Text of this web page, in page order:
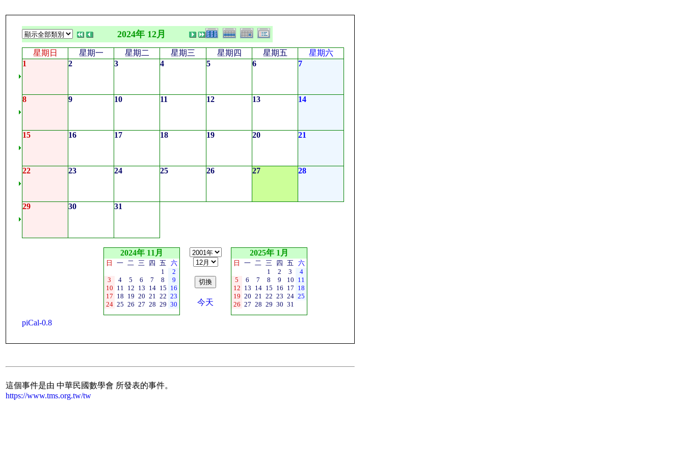
2024年 12月
星期日 星期一 星期二 星期三 星期四 星期五
星期六
1
2 3 4 5 6 7
8 9 10 11 12 13 14
15 16 17 18 19 20 21
22 23 24 25 26 27 28
29 30 31
2024年 11月
日 一 二 三 四 五
六
1
2
3
4 5 6 7 8
9
10 11 12 13 14 15 16
17 18 19 20 21 22 23
24 25 26 27 28 29 30 今天
2025年 1月
日 一 二 三 四 五
六
1
2 3
4
5
6 7 8 9 10 11
12 13 14 15 16 17 18
19 20 21 22 23 24 25
26 27 28 29 30 31
piCal-0.8
這個事件是由 中華民國數學會 所發表的事件。
https://www.tms.org.tw/tw